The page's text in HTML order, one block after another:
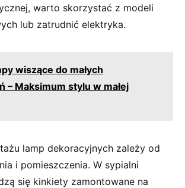
warto⁢ skorzystać z modeli
⁤lub zatrudnić elektryka.
wiszące do małych
– Maksimum stylu w małej
lamp dekoracyjnych zależy od
i pomieszczenia. W sypialni
się⁢ kinkiety zamontowane na